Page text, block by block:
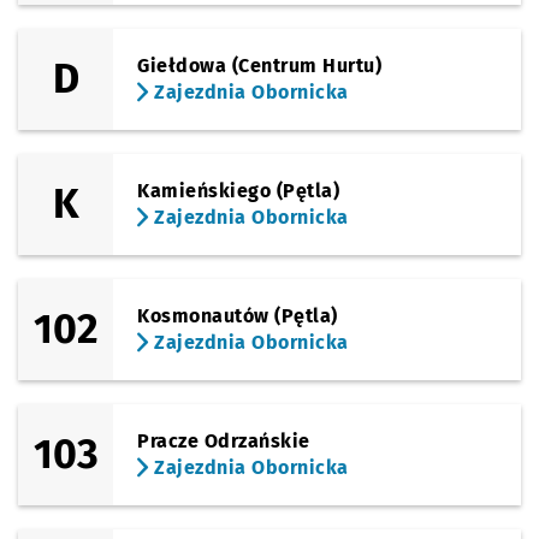
Wyszyńskiego
Damrota
Kromera
Berenta Sprawdź
Berenta
D
Giełdowa (Centrum Hurtu)
Zajezdnia Obornicka
K
Kamieńskiego (Pętla)
Zajezdnia Obornicka
102
Kosmonautów (Pętla)
Zajezdnia Obornicka
103
Pracze Odrzańskie
Zajezdnia Obornicka